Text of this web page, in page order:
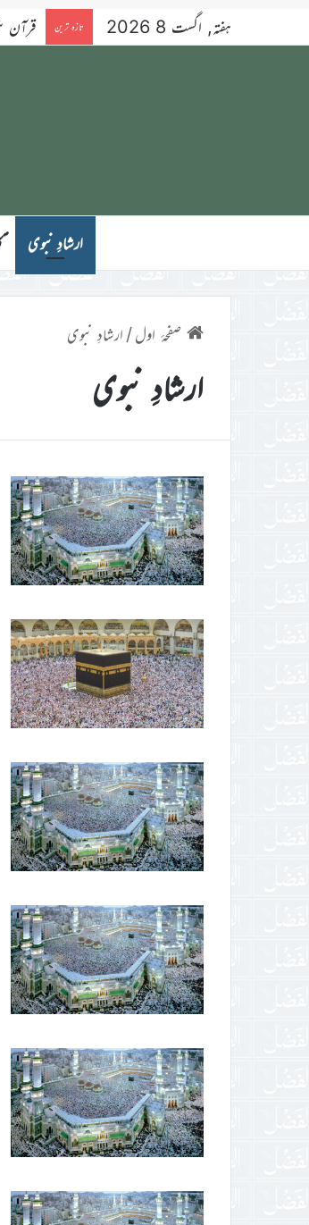
ہفتہ, اگست 8 2026 تازہ ترین قرآن
ارشادِ نبوی
صفحۂ اول/ ارشادِ نبوی
ارشادِ نبوی